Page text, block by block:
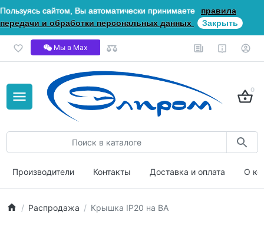
Пользуясь сайтом, Вы автоматически принимаете
правила
передачи и обработки персональных данных
Закрыть
Мы в Мах
0
Производители Контакты Доставка и оплата О
Распродажа Крышка IP20 на ВА